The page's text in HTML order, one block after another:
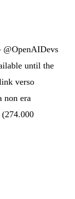
until the
verso
non era
(274.000